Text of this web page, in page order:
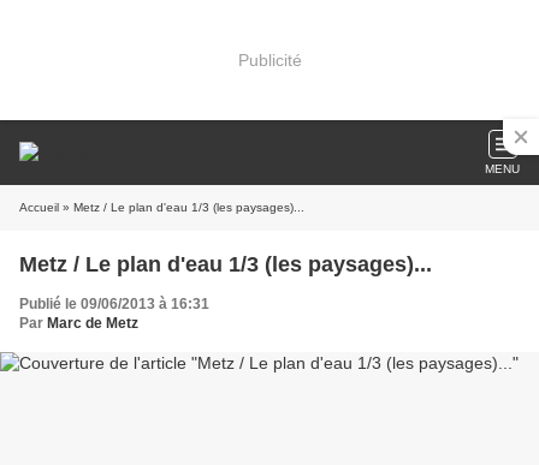
Publicité
MENU
Accueil » Metz / Le plan d'eau 1/3 (les paysages)...
Metz / Le plan d'eau 1/3 (les paysages)...
Publié le 09/06/2013 à 16:31
Par Marc de Metz